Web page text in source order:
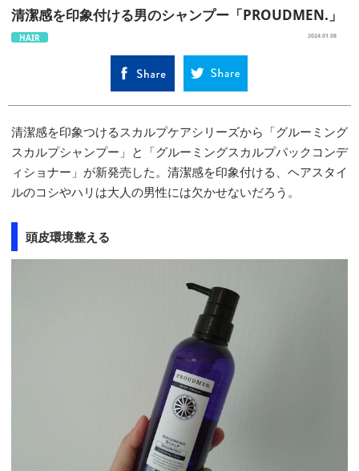
清潔感を印象付ける男のシャンプー「PROUDMEN.」
HAIR 2024.01.08
清潔感を印象つけるスカルプケアシリーズから「グルーミング
スカルプシャンプー」と「グルーミングスカルプパックコンデ
ィショナー」が新発売した。清潔感を印象付ける、ヘアスタイ
ルのコシやハリは大人の男性には欠かせないだろう。
頭皮環境整える